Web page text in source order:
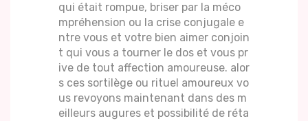
qui était rompue, briser par la méco
mpréhension ou la crise conjugale e
ntre vous et votre bien aimer conjoin
t qui vous a tourner le dos et vous pr
ive de tout affection amoureuse. alor
s ces sortilège ou rituel amoureux vo
us revoyons maintenant dans des m
eilleurs augures et possibilité de réta